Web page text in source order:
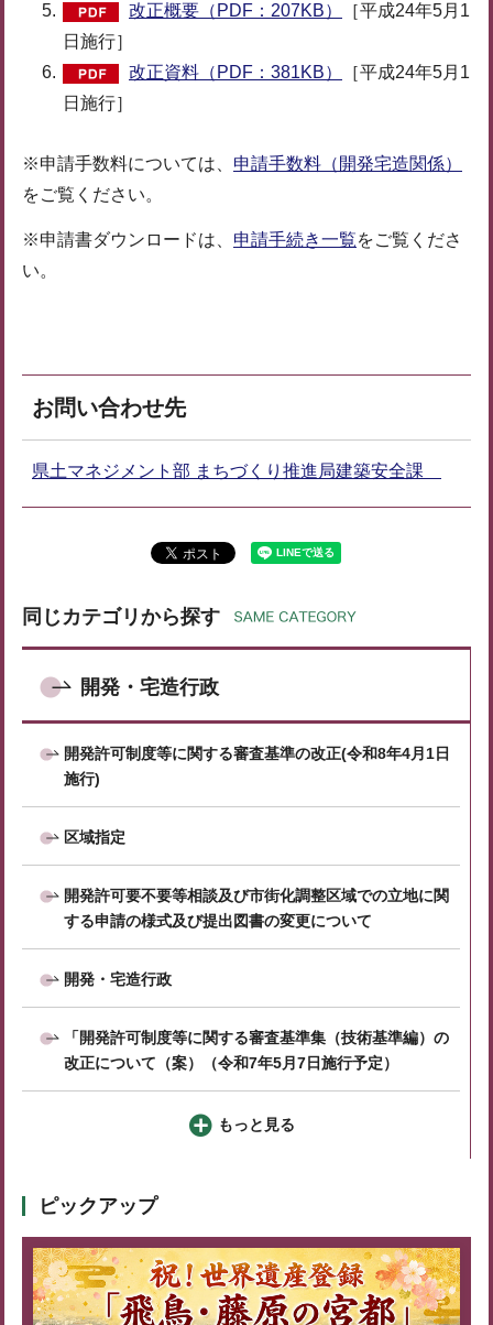
改正概要（PDF：207KB）
［平成24年5月1
日施行］
改正資料（PDF：381KB）
［平成24年5月1
日施行］
※申請手数料については、 申請手数料（開発宅造関係）
をご覧ください。
※申請書ダウンロードは、 申請手続き一覧をご覧くださ
い。
お問い合わせ先
県土マネジメント部 まちづくり推進局建築安全課
同じカテゴリから探す
開発・宅造行政
開発許可制度等に関する審査基準の改正(令和8年4月1日
施行)
区域指定
開発許可要不要等相談及び市街化調整区域での立地に関
する申請の様式及び提出図書の変更について
開発・宅造行政
「開発許可制度等に関する審査基準集（技術基準編）の
改正について（案）（令和7年5月7日施行予定）
もっと見る
ピックアップ